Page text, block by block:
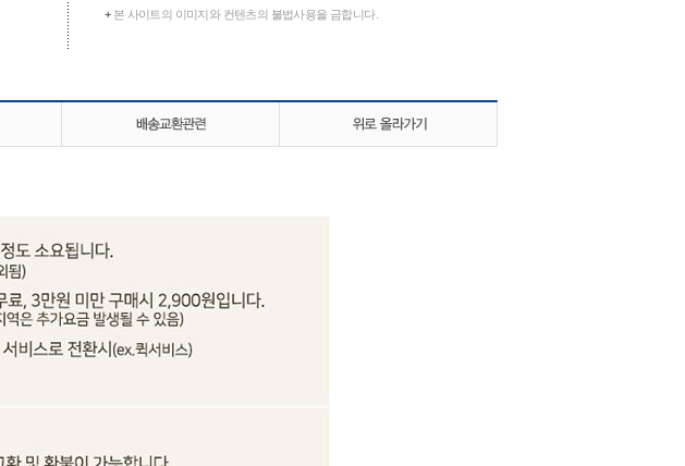
+본 사이트의 이미지와 컨텐츠의 불법사용을 금합니다.